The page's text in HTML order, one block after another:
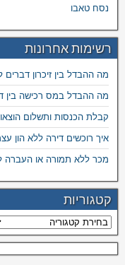
נסח טאבו
רשימות אחרונות
מה ההבדל בין זיכרון דברים
מה ההבדל במס רכישה בין
קבלת הכנסות ותשלום
איך רוכשים דירה ללא הון
מכר ללא תמורה או העברה
קטגוריות